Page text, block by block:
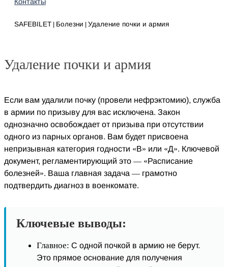
SAFEBILET Болезни Удаление почки и армия
Удаление почки и армия
Если вам удалили почку (провели нефрэктомию), служба
в армии по призыву для вас исключена. Закон
однозначно освобождает от призыва при отсутствии
одного из парных органов. Вам будет присвоена
непризывная категория годности «В» или «Д». Ключевой
документ, регламентирующий это — «Расписание
болезней». Ваша главная задача — грамотно
подтвердить диагноз в военкомате.
Ключевые выводы:
Главное: С одной почкой в армию не берут.
Это прямое основание для получения